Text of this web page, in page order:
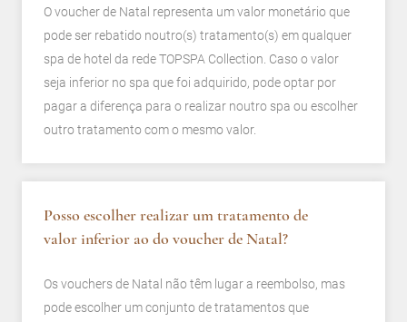
O voucher de Natal representa um valor monetário que
pode ser rebatido noutro(s) tratamento(s) em qualquer
spa de hotel da rede TOPSPA Collection. Caso o valor
seja inferior no spa que foi adquirido, pode optar por
pagar a diferença para o realizar noutro spa ou escolher
outro tratamento com o mesmo valor.
Posso escolher realizar um tratamento de
valor inferior ao do voucher de Natal?
Os vouchers de Natal não têm lugar a reembolso, mas
pode escolher um conjunto de tratamentos que